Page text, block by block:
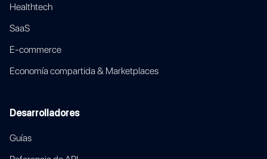
Healthtech
SaaS
E-commerce
Economía compartida & Marketplaces
Desarrolladores
Guías